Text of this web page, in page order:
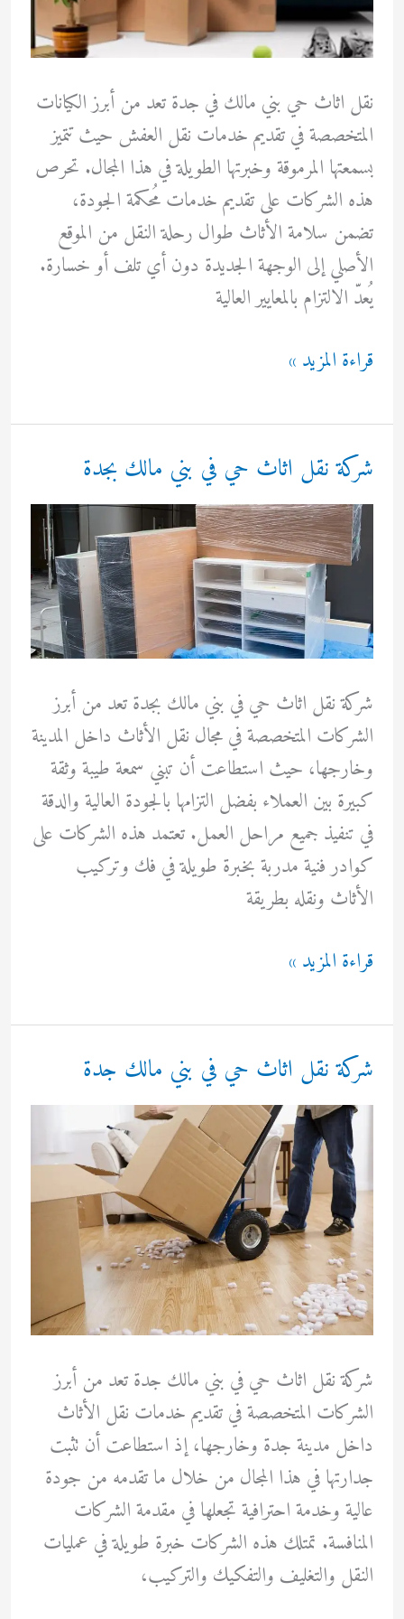
نقل اثاث حي بني مالك في جدة تعد من أبرز الكيانات
المتخصصة في تقديم خدمات نقل العفش حيث تتميز
بسمعتها المرموقة وخبرتها الطويلة في هذا المجال. تحرص
هذه الشركات على تقديم خدمات مُحكمة الجودة،
تضمن سلامة الأثاث طوال رحلة النقل من الموقع
الأصلي إلى الوجهة الجديدة دون أي تلف أو خسارة.
يُعدّ الالتزام بالمعايير العالية
نقل
حي
بني
مالك
في
جدة
قراءة المزيد »
شركة نقل اثاث حي في بني مالك بجدة
شركة نقل اثاث حي في بني مالك بجدة تعد من أبرز
الشركات المتخصصة في مجال نقل الأثاث داخل المدينة
وخارجها، حيث استطاعت أن تبني سمعة طيبة وثقة
كبيرة بين العملاء بفضل التزامها بالجودة العالية والدقة
في تنفيذ جميع مراحل العمل. تعتمد هذه الشركات على
كوادر فنية مدربة بخبرة طويلة في فك وتركيب
الأثاث ونقله بطريقة
شركة
اثاث
حي
بني
مالك
بجدة
قراءة المزيد »
شركة نقل اثاث حي في بني مالك جدة
شركة نقل اثاث حي في بني مالك جدة تعد من أبرز
الشركات المتخصصة في تقديم خدمات نقل الأثاث
داخل مدينة جدة وخارجها، إذ استطاعت أن تثبت
جدارتها في هذا المجال من خلال ما تقدمه من جودة
عالية وخدمة احترافية تجعلها في مقدمة الشركات
المنافسة. تمتلك هذه الشركات خبرة طويلة في عمليات
النقل والتغليف والتفكيك والتركيب،